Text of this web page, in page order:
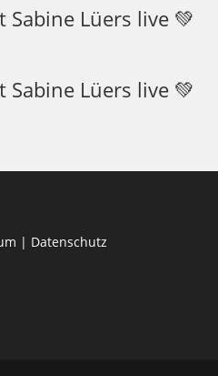
Lüers live 💚
Lüers live 💚
| Datenschutz